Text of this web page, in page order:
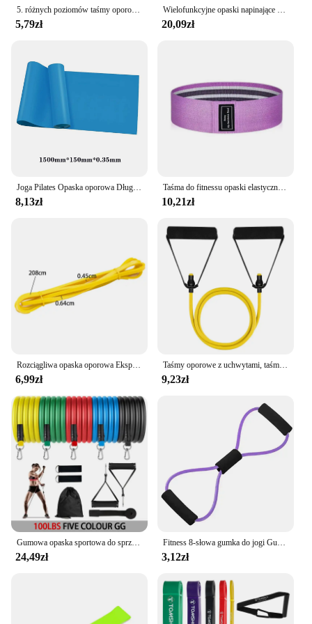
5. różnych poziomów taśmy oporowe joga ćwiczenia sportowe elastyczne opaski fitness trening Pilates domowe opaski gumowe akcesoria do siłowni
5,79zł
Wielofunkcyjne opaski napinające do ćwiczeń fitness Taśma elastyczna Taśmy oporowe do domu 4-rurowy elastyczny ściągacz pedałów Trening
20,09zł
Joga Pilates Opaska oporowa Długie opaski treningowe do fizykoterapii Dolne ciało Domowa siłownia Siła Elastyczna opaska do ćwiczeń
8,13zł
Taśma do fitnessu opaski elastyczne do fitnessu biodra, przenośna rozrywka w domu sprzęt sportowy kulturystyki
10,21zł
6,99zł
Taśmy oporowe z uchwytami, taśmy do ćwiczeń, taśmy treningowe z uchwytami dla mężczyzn i kobiet, sprzęt do treningu siłowego w domu
9,23zł
24,49zł 3,12zł